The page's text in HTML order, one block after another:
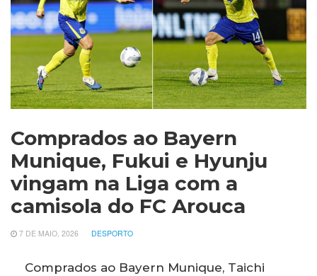
Comprados ao Bayern
Munique, Fukui e Hyunju
vingam na Liga com a
camisola do FC Arouca
7 DE MAIO, 2026 DESPORTO
Comprados ao Bayern Munique, Taichi